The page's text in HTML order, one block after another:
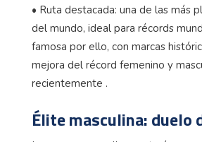
• Ruta destacada: una de las más
del mundo, ideal para récords
famosa por ello, con marcas
mejora del récord femenino y
recientemente .
Élite masculina: duelo